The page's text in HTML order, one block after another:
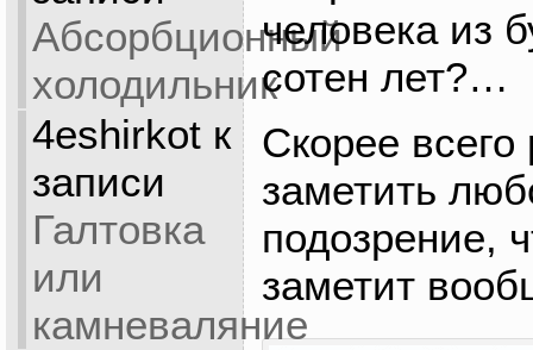
Абсорбционный
холодильник
4eshirkotк
записи
Галтовка
или
камневаляние
человека из
сотен лет?…
Скорее
заметить
подозрение,
заметит